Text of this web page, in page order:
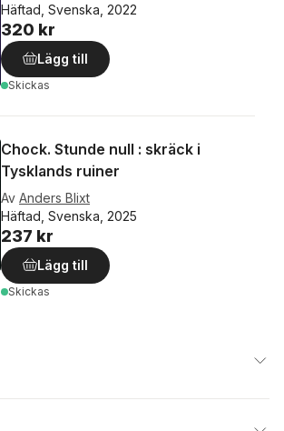
Häftad, Svenska, 2022
320 kr
Lägg till
Skickas
Chock. Stunde null : skräck i
Tysklands ruiner
Av Anders Blixt
Häftad, Svenska, 2025
237 kr
Lägg till
Skickas